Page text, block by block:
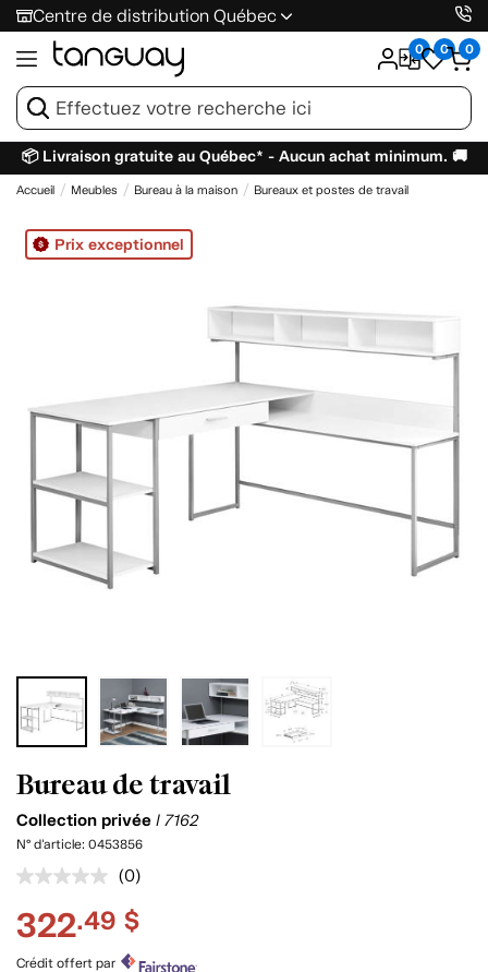
Centre de distribution Québec
0 0 0
📦 Livraison gratuite au Québec* - Aucun achat minimum. 🚚
Accueil Meubles Bureau à la maison Bureaux et postes de travail
Prix exceptionnel
Bureau de travail
Collection privée I 7162
N° d'article: 0453856
Aucune
pour
ce
produit.
(0)
322.49 $
Crédit offert par